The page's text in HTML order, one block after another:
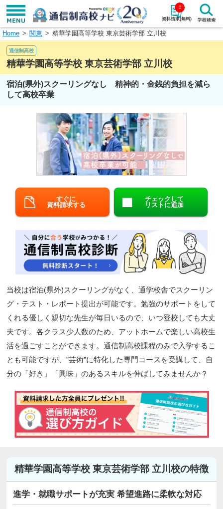
資料請求(無料)
0
学校名で探す
検索
エリアから探す 特徴から探す
北海道・東北
北陸・甲信越
九州・沖縄
閉じる
Home 関東 精華学園高等学校 東京芸術学部 立川校
通信制高校
精華学園高等学校 東京芸術学部 立川校
宿泊(県外)スクーリングなし 精神的・金銭的負担を減ら
して高校卒業
すぐに
資料請求する
チェックして
リストに追加
当校は宿泊(県外)スクーリングがなく、通学校舎でスクーリン
グ・テスト・レポート提出が可能です。勉強のサポートをして
くれる優しく親切な先生が毎日いるので、いつ登校しても大丈
夫です。各クラス少人数のため、アットホームで楽しい高校生
活を過ごすことができます。通信制高校課程のみで入学するこ
とも可能ですが、”芸術”に特化した専門コースを受講して、自
分の「好き」「興味」のあるスキルを伸ばしてみませんか？
精華学園高等学校 東京芸術学部 立川校の特徴
進学・就職サポートが充実 希望進路に柔軟な対応